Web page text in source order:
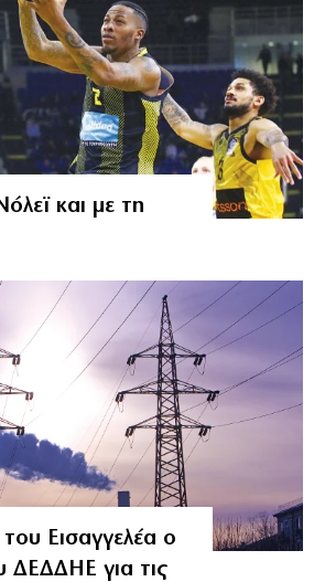
και με τη
Εισαγγελέα ο
ΔΕΔΔΗΕ για τις